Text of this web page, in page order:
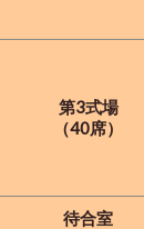
第3式場
（40席）
待合室